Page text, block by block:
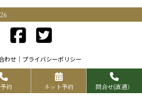
わせ プライバシーポリシー
SERVICE All Rights Reserved.
約 ネット予約 問合せ(直通）